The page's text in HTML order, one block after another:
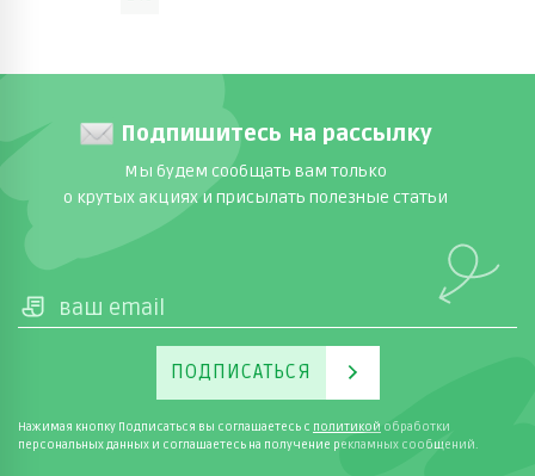
Подпишитесь на рассылку
Мы будем сообщать вам только
о крутых акциях и присылать полезные статьи
ПОДПИСАТЬСЯ
Нажимая кнопку Подписаться вы соглашаетесь с политикой обработки
персональных данных и соглашаетесь на получение рекламных сообщений.